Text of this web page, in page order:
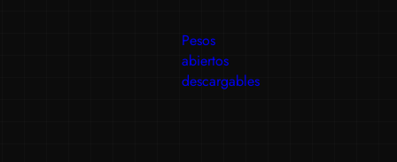
Pesos
abiertos
descargables